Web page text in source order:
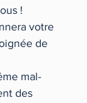
!
votre
de
mal-
des